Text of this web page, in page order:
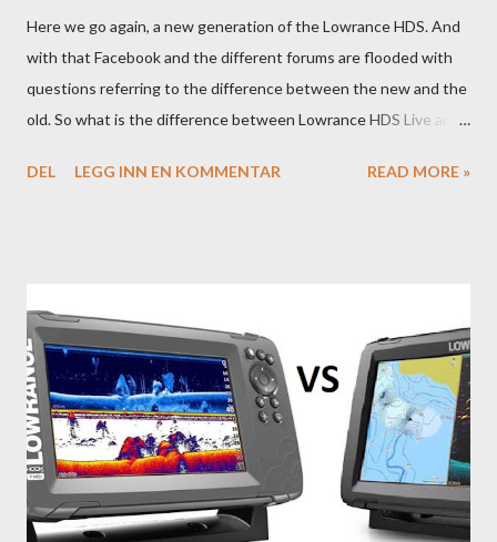
Here we go again, a new generation of the Lowrance HDS. And
with that Facebook and the different forums are flooded with
questions referring to the difference between the new and the
old. So what is the difference between Lowrance HDS Live and
DEL
LEGG INN EN KOMMENTAR READ MORE »